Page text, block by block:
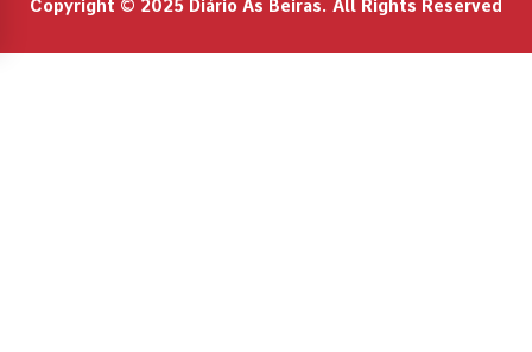
Copyright © 2025 Diário As Beiras. All Rights Reserved